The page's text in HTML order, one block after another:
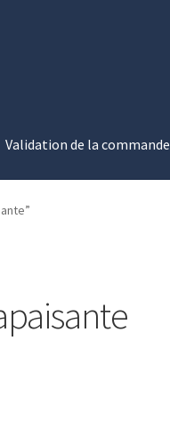
Validation de la commande